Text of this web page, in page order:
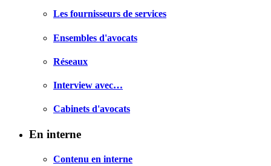
Les fournisseurs de services
Ensembles d'avocats
Réseaux
Interview avec…
Cabinets d'avocats
En interne
Contenu en interne